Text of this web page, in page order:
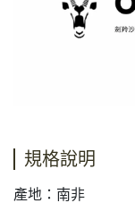
規格說明
產地：南非